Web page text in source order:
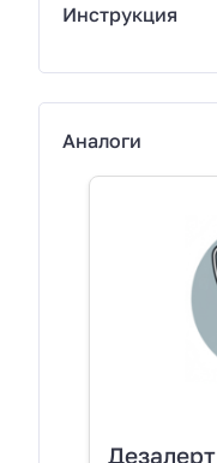
Инструкция
Аналоги
Дезалерт